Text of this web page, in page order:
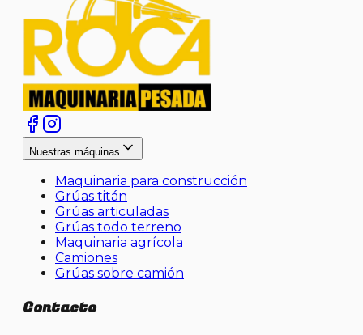
Nuestras máquinas
Maquinaria para construcción
Grúas titán
Grúas articuladas
Grúas todo terreno
Maquinaria agrícola
Camiones
Grúas sobre camión
Contacto